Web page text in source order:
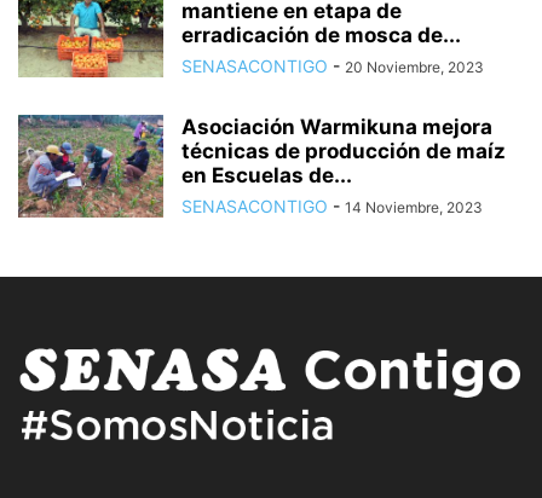
mantiene en etapa de
erradicación de mosca de...
SENASACONTIGO - 20 Noviembre, 2023
Asociación Warmikuna mejora
técnicas de producción de maíz
en Escuelas de...
SENASACONTIGO - 14 Noviembre, 2023